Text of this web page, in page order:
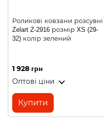
Роликові ковзани розсувні
Zelart Z-2916 розмір XS (29-
32) колір зелений
1 928 грн
Оптові ціни
Купити